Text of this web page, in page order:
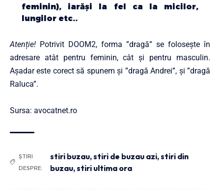
feminin), iarăși la fel ca la micilor,
lungilor etc..
Atenție! Potrivit DOOM2, forma ”dragă” se folosește în
adresare atât pentru feminin, cât și pentru masculin.
Așadar este corect să spunem și ”dragă Andrei”, și ”dragă
Raluca”.
Sursa: avocatnet.ro
ȘTIRI
DESPRE:
stiri buzau,stiri de buzau azi,stiri din
buzau,stiri ultima ora